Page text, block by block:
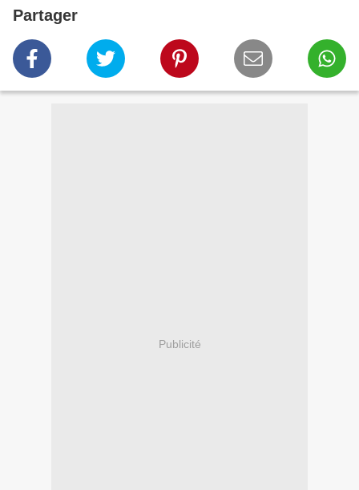
Partager
Publicité